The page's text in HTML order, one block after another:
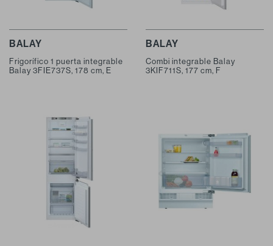
BALAY
Frigorífico 1 puerta integrable
Balay 3FIE737S, 178 cm, E
BALAY
Combi integrable Balay
3KIF711S, 177 cm, F